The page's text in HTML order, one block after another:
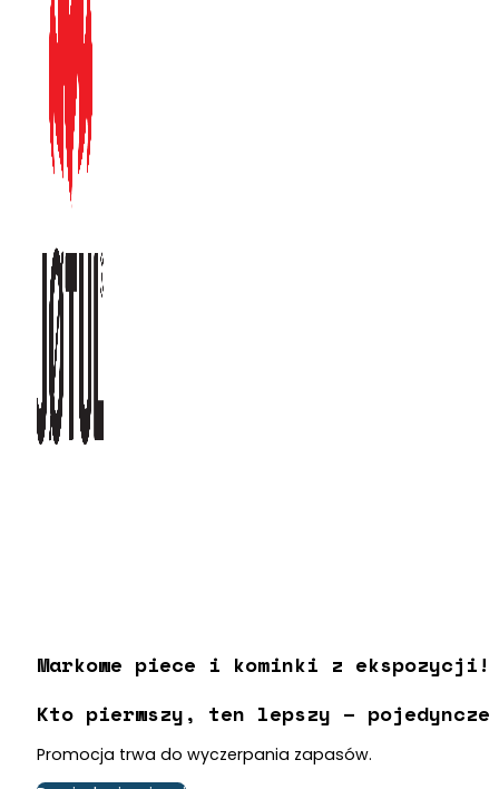
Markowe piece i kominki z
Kto pierwszy, ten lepszy –
Promocja trwa do wyczerpania zapasów.